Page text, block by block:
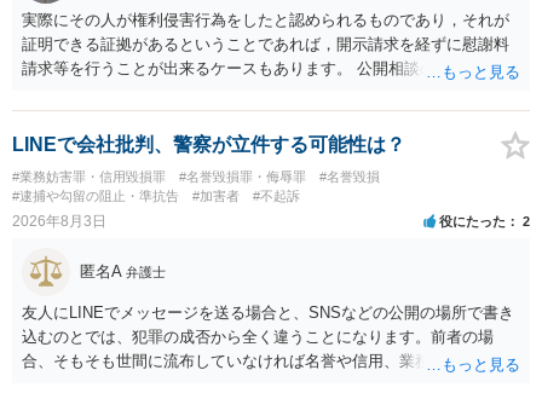
も）、相談者さんが刑事民事の責任に問われることはないでしょう。
私見ながらご参考まで。
実際にその人が権利侵害行為をしたと認められるものであり，それが
証明できる証拠があるということであれば，開示請求を経ずに慰謝料
請求等を行うことが出来るケースもあります。 公開相談の場では回答
に個別に相談されると良いでしょう。
LINEで会社批判、警察が立件する可能性は？
#業務妨害罪・信用毀損罪 #名誉毀損罪・侮辱罪
#名誉毀損
#逮捕や勾留の阻止・準抗告
#加害者 #不起訴
2026年8月3日 役にたった 2
匿名A 弁護士
友人にLINEでメッセージを送る場合と、SNSなどの公開の場所で書き
込むのとでは、犯罪の成否から全く違うことになります。前者の場
合、そもそも世間に流布していなければ名誉や信用、業務にかかる犯